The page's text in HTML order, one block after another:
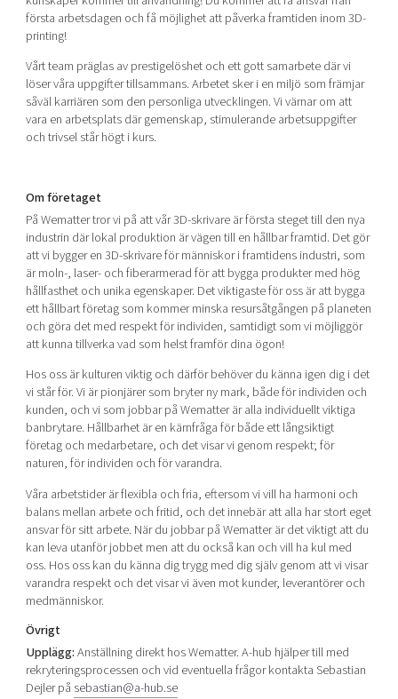
första arbetsdagen och få möjlighet att påverka framtiden inom 3D-
printing!
Vårt team präglas av prestigelöshet och ett gott samarbete där vi
löser våra uppgifter tillsammans. Arbetet sker i en miljö som främjar
såväl karriären som den personliga utvecklingen. Vi värnar om att
vara en arbetsplats där gemenskap, stimulerande arbetsuppgifter
och trivsel står högt i kurs.
Om företaget
På Wematter tror vi på att vår 3D-skrivare är första steget till den nya
industrin där lokal produktion är vägen till en hållbar framtid. Det gör
att vi bygger en 3D-skrivare för människor i framtidens industri, som
är moln-, laser- och fiberarmerad för att bygga produkter med hög
hållfasthet och unika egenskaper. Det viktigaste för oss är att bygga
ett hållbart företag som kommer minska resursåtgången på planeten
och göra det med respekt för individen, samtidigt som vi möjliggör
att kunna tillverka vad som helst framför dina ögon!
Hos oss är kulturen viktig och därför behöver du känna igen dig i det
vi står för. Vi är pionjärer som bryter ny mark, både för individen och
kunden, och vi som jobbar på Wematter är alla individuellt viktiga
banbrytare. Hållbarhet är en kärnfråga för både ett långsiktigt
företag och medarbetare, och det visar vi genom respekt; för
naturen, för individen och för varandra.
Våra arbetstider är flexibla och fria, eftersom vi vill ha harmoni och
balans mellan arbete och fritid, och det innebär att alla har stort eget
ansvar för sitt arbete. När du jobbar på Wematter är det viktigt att du
kan leva utanför jobbet men att du också kan och vill ha kul med
oss. Hos oss kan du känna dig trygg med dig själv genom att vi visar
varandra respekt och det visar vi även mot kunder, leverantörer och
medmänniskor.
Övrigt
Upplägg:Anställning direkt hos Wematter. A-hub hjälper till med
rekryteringsprocessen och vid eventuella frågor kontakta Sebastian
Dejler på sebastian@a-hub.se